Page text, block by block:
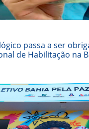
passa a ser
de Habilitação na